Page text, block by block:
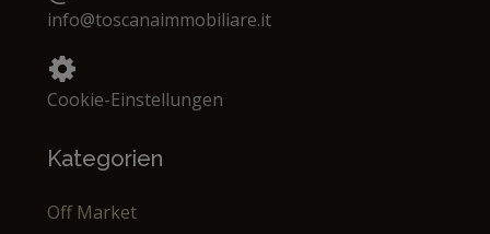
info@toscanaimmobiliare.it
Cookie-Einstellungen
Kategorien
Off Market